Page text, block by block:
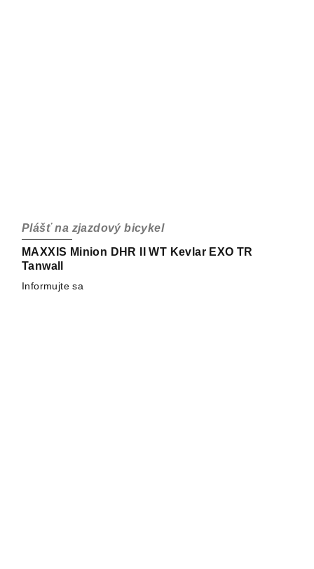
MAXXIS Minion DHR II WT Kevlar EXO TR
Tanwall
Plášť na zjazdový bicykel
Informujte sa